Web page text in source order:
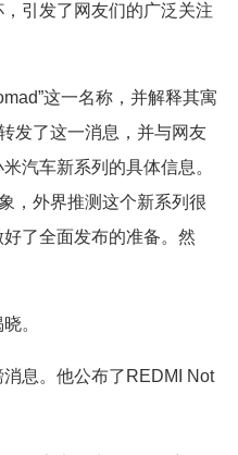
引发了网友们的广泛关注
这一名称，并解释其寓
发了这一消息，并与网友
汽车新系列的具体信息。
，外界推测这个新系列很
了全面发布的准备。然
。
息。他公布了REDMI Not